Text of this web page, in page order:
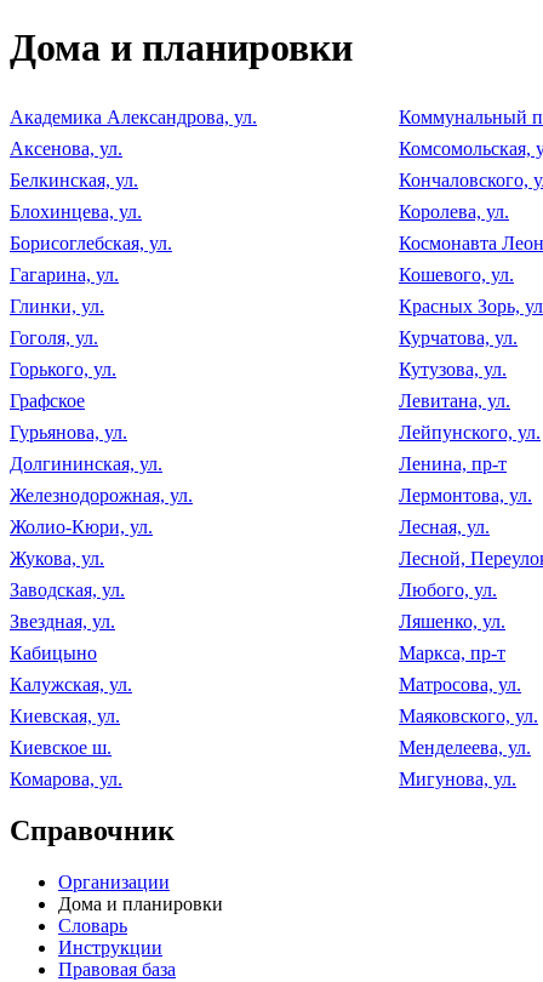
Дома и планировки
Академика Александрова, ул.
Аксенова, ул.
Белкинская, ул.
Блохинцева, ул.
Борисоглебская, ул.
Гагарина, ул.
Глинки, ул.
Гоголя, ул.
Горького, ул.
Графское
Гурьянова, ул.
Долгининская, ул.
Железнодорожная, ул.
Жолио-Кюри, ул.
Жукова, ул.
Заводская, ул.
Звездная, ул.
Кабицыно
Калужская, ул.
Киевская, ул.
Киевское ш.
Комарова, ул.
Коммунальный
Комсомольская,
Кончаловского,
Королева, ул.
Космонавта
Кошевого, ул.
Красных Зорь,
Курчатова, ул.
Кутузова, ул.
Левитана, ул.
Лейпунского, ул.
Ленина, пр-т
Лермонтова, ул.
Лесная, ул.
Лесной,
Любого, ул.
Ляшенко, ул.
Маркса, пр-т
Матросова, ул.
Маяковского, ул.
Менделеева, ул.
Мигунова, ул.
Справочник
Организации
Дома и планировки
Словарь
Инструкции
Правовая база